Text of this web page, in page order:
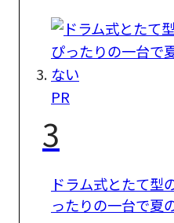
PR
3
ドラム式とたて型
ったりの一台で夏